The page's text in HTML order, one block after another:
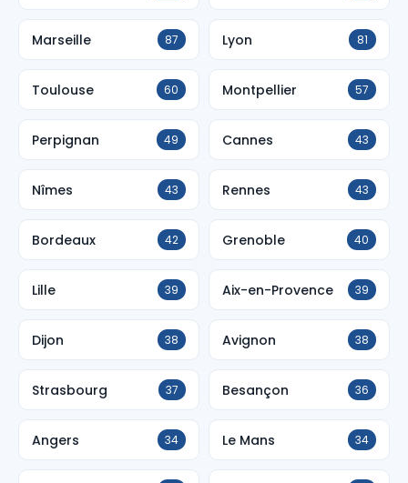
Marseille 87 Lyon 81
Toulouse 60 Montpellier 57
Perpignan 49 Cannes 43
Nîmes 43 Rennes 43
Bordeaux 42 Grenoble 40
Lille 39 Aix-en-Provence 39
Dijon 38 Avignon 38
Strasbourg 37 Besançon 36
Angers 34 Le Mans 34